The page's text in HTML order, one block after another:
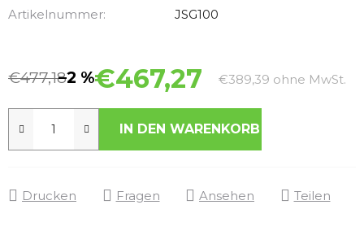
Artikelnummer:
JSG100
€477,18–2 %€467,27 €389,39 ohne MwSt.
IN DEN WARENKORB
Drucken Fragen Ansehen Teilen